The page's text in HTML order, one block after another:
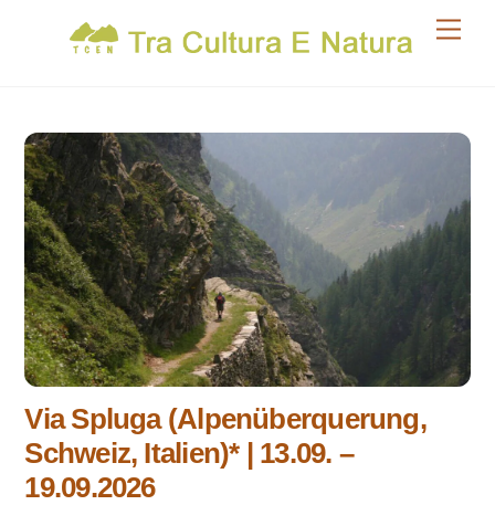
Via Spluga (Alpenüberquerung,
Schweiz, Italien)* | 13.09. –
19.09.2026